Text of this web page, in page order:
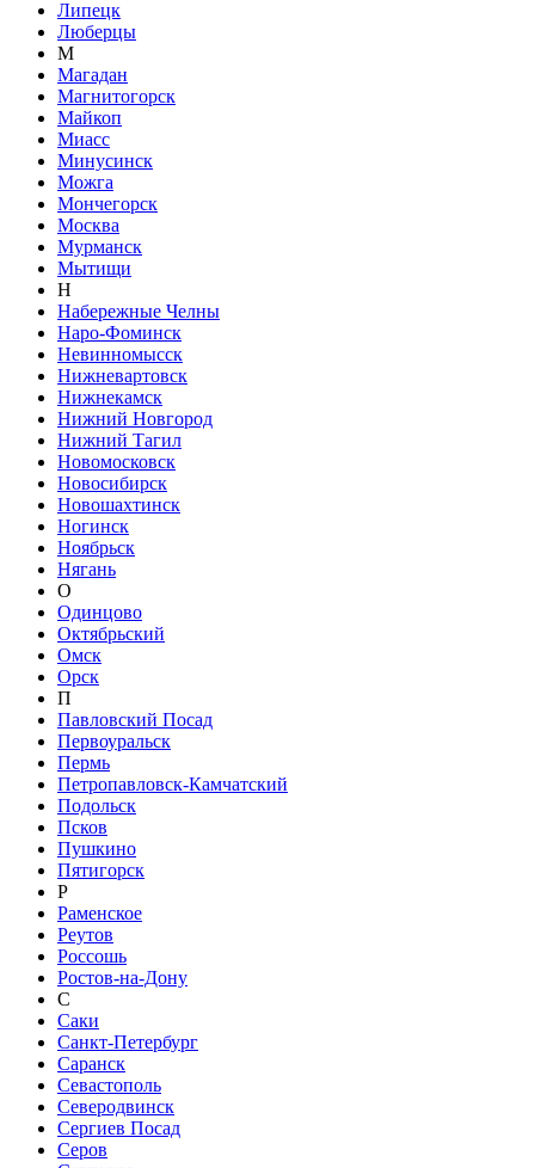
Липецк
Люберцы
М
Магадан
Магнитогорск
Майкоп
Миасс
Минусинск
Можга
Мончегорск
Москва
Мурманск
Мытищи
Н
Набережные Челны
Наро-Фоминск
Невинномысск
Нижневартовск
Нижнекамск
Нижний Новгород
Нижний Тагил
Новомосковск
Новосибирск
Новошахтинск
Ногинск
Ноябрьск
Нягань
О
Одинцово
Октябрьский
Омск
Орск
П
Павловский Посад
Первоуральск
Пермь
Петропавловск-Камчатский
Подольск
Псков
Пушкино
Пятигорск
Р
Раменское
Реутов
Россошь
Ростов-на-Дону
С
Саки
Санкт-Петербург
Саранск
Севастополь
Северодвинск
Сергиев Посад
Серов